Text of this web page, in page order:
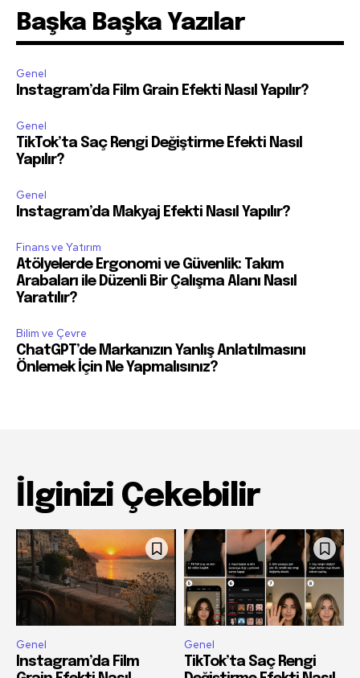
Başka Başka Yazılar
Genel
Instagram’da Film Grain Efekti Nasıl Yapılır?
Genel
TikTok’ta Saç Rengi Değiştirme Efekti Nasıl
Yapılır?
Genel
Instagram’da Makyaj Efekti Nasıl Yapılır?
Finans ve Yatırım
Atölyelerde Ergonomi ve Güvenlik: Takım
Arabaları ile Düzenli Bir Çalışma Alanı Nasıl
Yaratılır?
Bilim ve Çevre
ChatGPT’de Markanızın Yanlış Anlatılmasını
Önlemek İçin Ne Yapmalısınız?
İlginizi Çekebilir
Genel
Instagram’da Film
Genel
TikTok’ta Saç Rengi